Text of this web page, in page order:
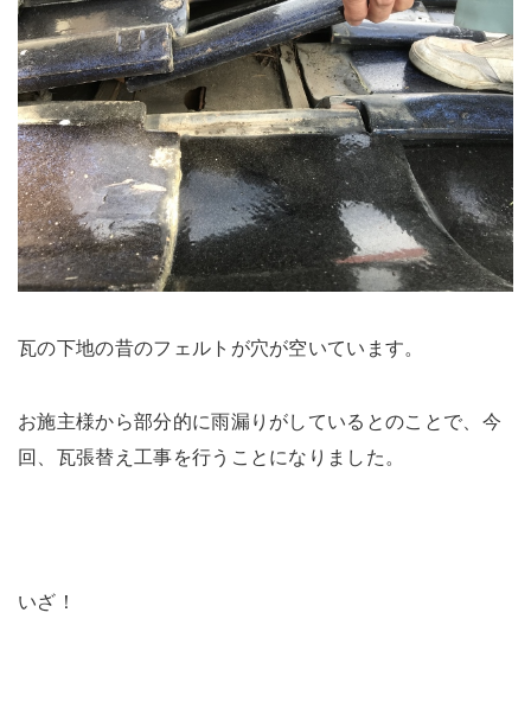
瓦の下地の昔のフェルトが穴が空いています。
お施主様から部分的に雨漏りがしているとのことで、今
回、瓦張替え工事を行うことになりました。
いざ！